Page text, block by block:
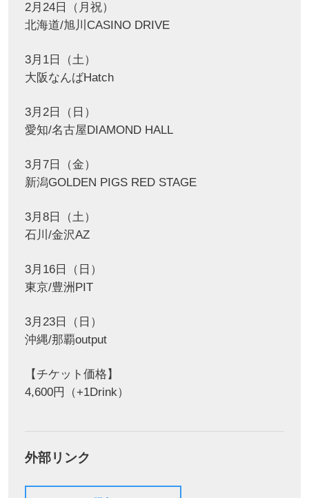
2月24日（月祝）
北海道/旭川CASINO DRIVE
3月1日（土）
大阪なんばHatch
3月2日（日）
愛知/名古屋DIAMOND HALL
3月7日（金）
新潟GOLDEN PIGS RED STAGE
3月8日（土）
石川/金沢AZ
3月16日（日）
東京/豊洲PIT
3月23日（日）
沖縄/那覇output
【チケット価格】
4,600円（+1Drink）
外部リンク